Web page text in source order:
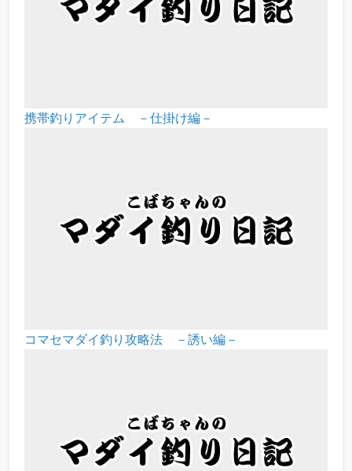
携帯釣りアイテム －仕掛け編－
コマセマダイ釣り攻略法 －誘い編－